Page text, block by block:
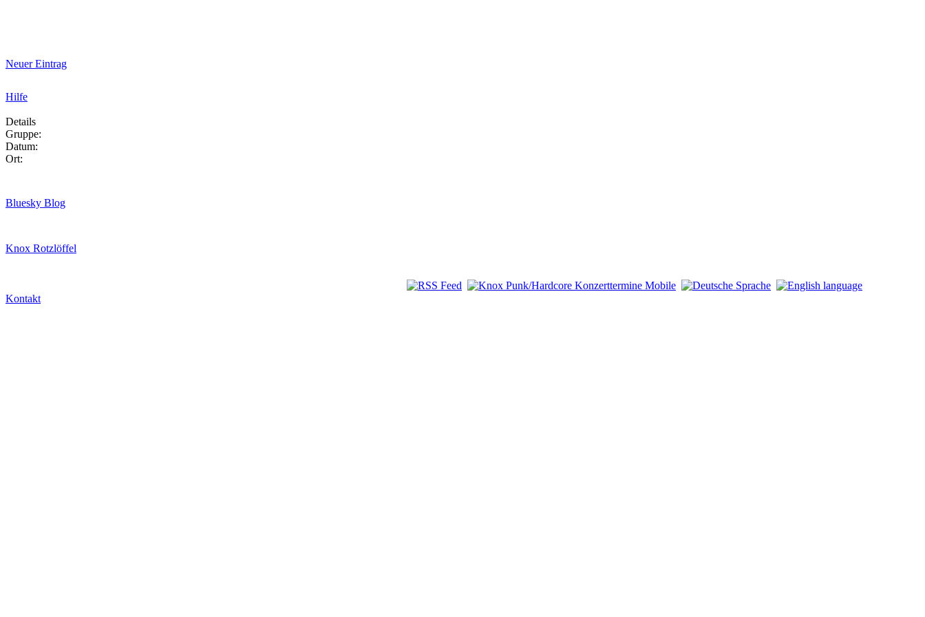
Neuer Eintrag
Hilfe
Details
Gruppe:
Datum:
Ort:
Bluesky Blog
Knox Rotzlöffel
Kontakt